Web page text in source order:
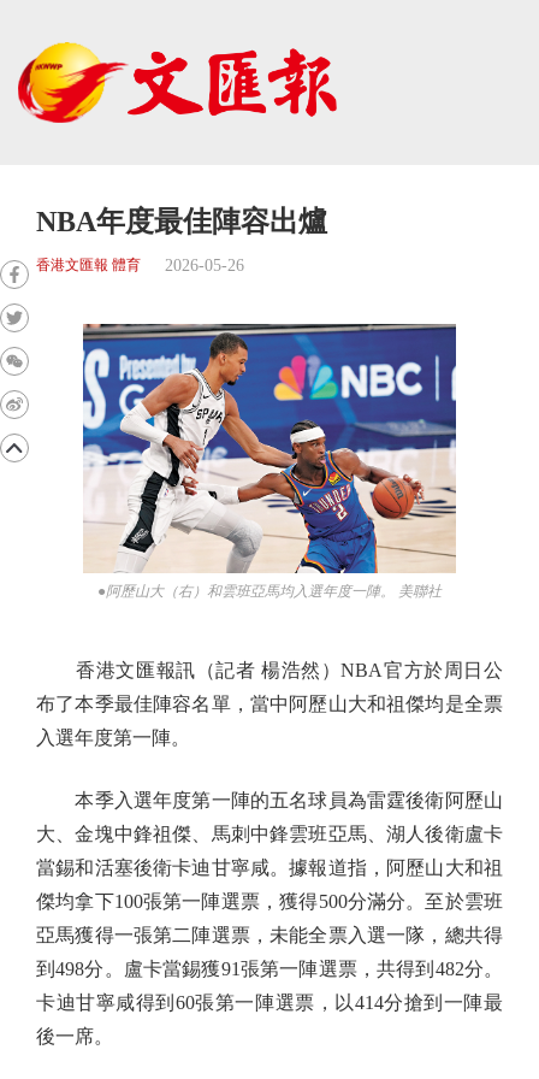
NBA年度最佳陣容出爐
香港文匯報 體育 2026-05-26
●阿歷山大（右）和雲班亞馬均入選年度一陣。 美聯社
香港文匯報訊（記者 楊浩然）NBA官方於周日公
布了本季最佳陣容名單，當中阿歷山大和祖傑均是全票
入選年度第一陣。
本季入選年度第一陣的五名球員為雷霆後衛阿歷山
大、金塊中鋒祖傑、馬刺中鋒雲班亞馬、湖人後衛盧卡
當錫和活塞後衛卡迪甘寧咸。據報道指，阿歷山大和祖
傑均拿下100張第一陣選票，獲得500分滿分。至於雲班
亞馬獲得一張第二陣選票，未能全票入選一隊，總共得
到498分。盧卡當錫獲91張第一陣選票，共得到482分。
卡迪甘寧咸得到60張第一陣選票，以414分搶到一陣最
後一席。